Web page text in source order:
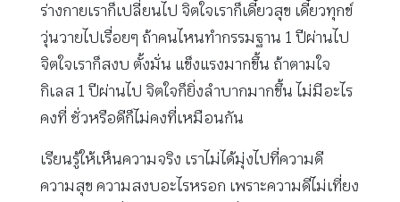
ร่างกายเราก็เปลี่ยนไป จิตใจเราก็เดี๋ยวสุข เดี๋ยวทุกข์
วุ่นวายไปเรื่อยๆ ถ้าคนไหนทำกรรมฐาน 1 ปีผ่านไป
จิตใจเราก็สงบ ตั้งมั่น แข็งแรงมากขึ้น ถ้าตามใจ
กิเลส 1 ปีผ่านไป จิตใจก็ยิ่งลำบากมากขึ้น ไม่มีอะไร
คงที่ ชั่วหรือดีก็ไม่คงที่เหมือนกัน
เรียนรู้ให้เห็นความจริง เราไม่ได้มุ่งไปที่ความดี
ความสุข ความสงบอะไรหรอก เพราะความดีไม่เที่ยง